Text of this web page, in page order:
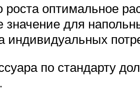
оптимальное
значение для
индивидуальных
по стандарту